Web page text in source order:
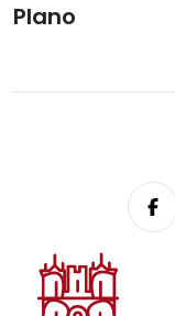
Plano